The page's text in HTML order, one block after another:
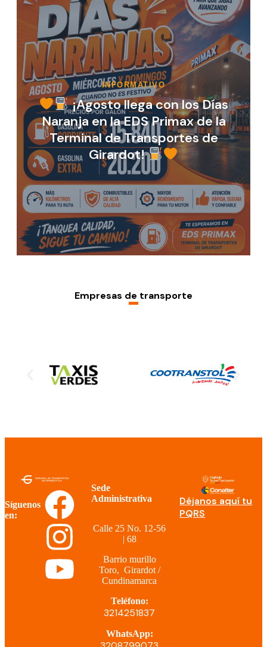
PORTAFOLIO INMOBILIARIO
Invierte donde miles de
personas pasan cada día
Empresas de transporte
Síguenos
en:
Sede
Administrativa
Calle 25 No. 12-56
| 68
Barrio murillo
Toro, Girardot /
Cundinamarca
Teléfono:
3214251837
WhatsApp:
Déjanos aquí tu
PQRS